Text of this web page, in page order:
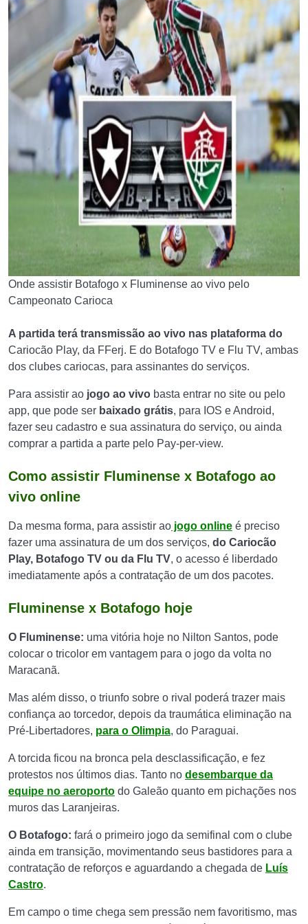
Onde assistir Botafogo x Fluminense ao vivo pelo
Campeonato Carioca
A partida terá transmissão ao vivo nas plataforma do
Cariocão Play, da FFerj. E do Botafogo TV e Flu TV, ambas
dos clubes cariocas, para assinantes do serviços.
Para assistir ao jogo ao vivo basta entrar no site ou pelo
app, que pode ser baixado grátis, para IOS e Android,
fazer seu cadastro e sua assinatura do serviço, ou ainda
comprar a partida a parte pelo Pay-per-view.
Como assistir Fluminense x Botafogo ao
vivo online
Da mesma forma, para assistir ao jogo online é preciso
fazer uma assinatura de um dos serviços, do Cariocão
Play, Botafogo TV ou da Flu TV, o acesso é liberdado
imediatamente após a contratação de um dos pacotes.
Fluminense x Botafogo hoje
O Fluminense: uma vitória hoje no Nilton Santos, pode
colocar o tricolor em vantagem para o jogo da volta no
Maracanã.
Mas além disso, o triunfo sobre o rival poderá trazer mais
confiança ao torcedor, depois da traumática eliminação na
Pré-Libertadores, para o Olimpia, do Paraguai.
A torcida ficou na bronca pela desclassificação, e fez
protestos nos últimos dias. Tanto no desembarque da
equipe no aeroporto do Galeão quanto em pichações nos
muros das Laranjeiras.
O Botafogo: fará o primeiro jogo da semifinal com o clube
ainda em transição, movimentando seus bastidores para a
contratação de reforços e aguardando a chegada de Luís
Castro.
Em campo o time chega sem pressão nem favoritismo, mas